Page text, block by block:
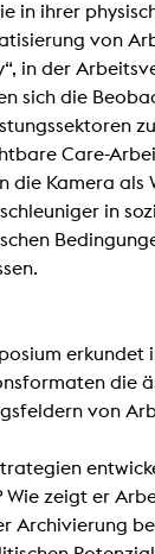
in ihrer
von
in der
sich die
Care-
die Kamera als
in
die
von
Wie zeigt er
Archivierung
New
Publications
Top 10
Rara
Open